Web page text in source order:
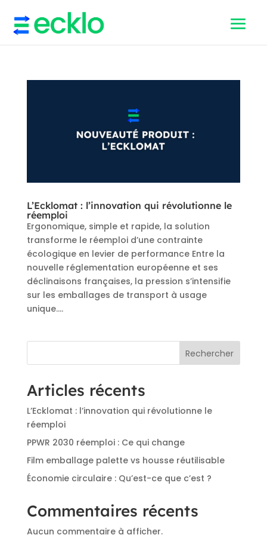
L’Ecklomat : l’innovation qui révolutionne le
réemploi
Ergonomique, simple et rapide, la solution
transforme le réemploi d’une contrainte
écologique en levier de performance Entre la
nouvelle réglementation européenne et ses
déclinaisons françaises, la pression s’intensifie
sur les emballages de transport à usage
unique....
Rechercher
Articles récents
L’Ecklomat : l’innovation qui révolutionne le
réemploi
PPWR 2030 réemploi : Ce qui change
Film emballage palette vs housse réutilisable
Économie circulaire : Qu’est-ce que c’est ?
Commentaires récents
Aucun commentaire à afficher.